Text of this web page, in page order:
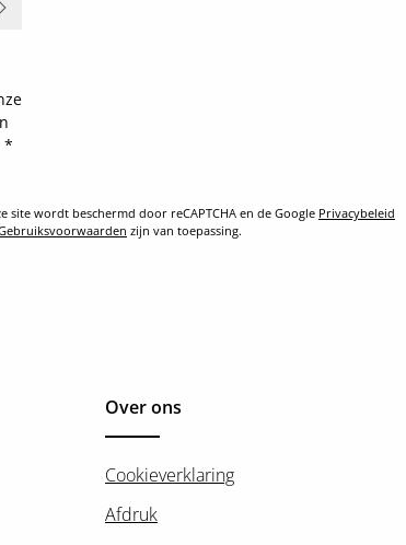
*
site wordt beschermd door reCAPTCHA en de Google Privacybeleid
zijn van toepassing.
Over ons
Cookieverklaring
Afdruk